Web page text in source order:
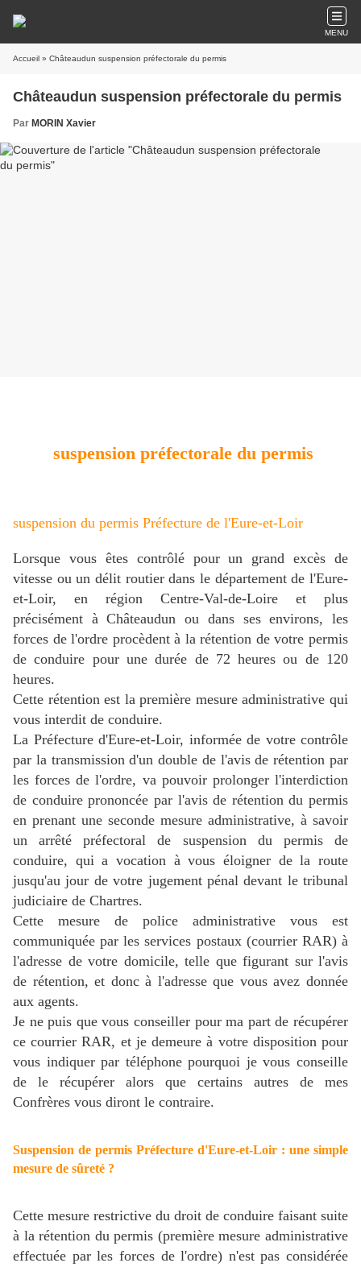
MENU
Accueil » Châteaudun suspension préfectorale du permis
Châteaudun suspension préfectorale du permis
Par MORIN Xavier
suspension préfectorale du permis
suspension du permis Préfecture de l'Eure-et-Loir
Lorsque vous êtes contrôlé pour un grand excès de
vitesse ou un délit routier dans le département de l'Eure-
et-Loir, en région Centre-Val-de-Loire et plus
précisément à Châteaudun ou dans ses environs, les
forces de l'ordre procèdent à la rétention de votre permis
de conduire pour une durée de 72 heures ou de 120
heures.
Cette rétention est la première mesure administrative qui
vous interdit de conduire.
La Préfecture d'Eure-et-Loir, informée de votre contrôle
par la transmission d'un double de l'avis de rétention par
les forces de l'ordre, va pouvoir prolonger l'interdiction
de conduire prononcée par l'avis de rétention du permis
en prenant une seconde mesure administrative, à savoir
un arrêté préfectoral de suspension du permis de
conduire, qui a vocation à vous éloigner de la route
jusqu'au jour de votre jugement pénal devant le tribunal
judiciaire de Chartres.
Cette mesure de police administrative vous est
communiquée par les services postaux (courrier RAR) à
l'adresse de votre domicile, telle que figurant sur l'avis
de rétention, et donc à l'adresse que vous avez donnée
aux agents.
Je ne puis que vous conseiller pour ma part de récupérer
ce courrier RAR, et je demeure à votre disposition pour
vous indiquer par téléphone pourquoi je vous conseille
de le récupérer alors que certains autres de mes
Confrères vous diront le contraire.
Suspension de permis Préfecture d'Eure-et-Loir : une simple
mesure de sûreté ?
Cette mesure restrictive du droit de conduire faisant suite
à la rétention du permis (première mesure administrative
effectuée par les forces de l'ordre) n'est pas considérée